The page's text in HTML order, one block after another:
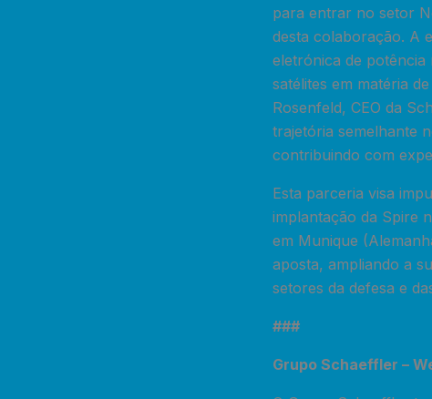
para entrar no setor
desta colaboração. A
eletrónica de potência
satélites em matéria
Rosenfeld, CEO da
trajetória semelhante
contribuindo com
Esta parceria visa
implantação da Spire
em Munique
aposta, ampliando a
setores da defesa e
###
Grupo Schaeffler –